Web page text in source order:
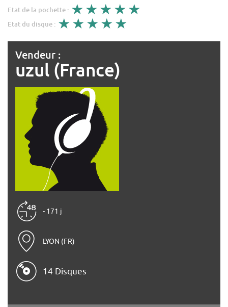
Etat de la pochette :
Etat du disque :
Vendeur :
uzul (France)
- 171 j
LYON (FR)
14 Disques